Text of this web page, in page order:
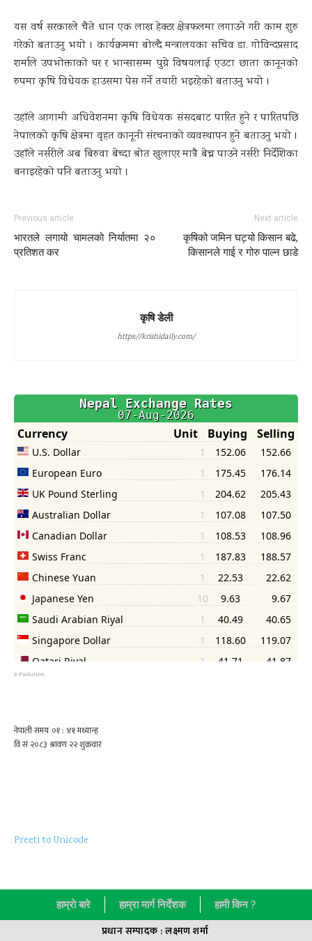
यस वर्ष सरकारले चैते धान एक लाख हेक्टर क्षेत्रफलमा लगाउने गरी काम शुरु
गरेको बताउनु भयो । कार्यक्रममा बोल्दै मन्त्रालयका सचिव डा. गोविन्दप्रसाद
शर्माले उपभोक्ताको घर र भान्सासम्म पुग्ने विषयलाई एउटा छाता कानूनको
रुपमा कृषि विधेयक हाउसमा पेस गर्ने तयारी भइरहेको बताउनु भयो ।
उहाँले आगामी अधिवेशनमा कृषि विधेयक संसदबाट पारित हुने र पारितपछि
नेपालको कृषि क्षेत्रमा वृहत कानूनी संरचनाको व्यवस्थापन हुने बताउनु भयो ।
उहाँले नर्सरीले अब बिरुवा बेच्दा श्रोत खुलाएर मात्रै बेच्न पाउने नर्सरी निर्देशिका
बनाइरहेको पनि बताउनु भयो ।
Previous article
भारतले लगायो चामलको निर्यातमा २०
प्रतिशत कर
Next article
कृषिको जमिन घट्यो किसान बढे,
किसानले गाई र गोरु पाल्न छाडे
कृषि डेली
https://krishidaily.com/
© Psolution
Preeti to Unicode
हाम्राे बारे हाम्रा मार्ग निर्देशक हामी किन ?
प्रधान सम्पादक : लक्ष्मण शर्मा